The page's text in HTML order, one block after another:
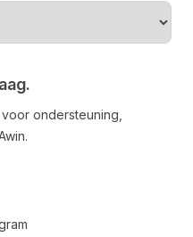
ondersteuning,